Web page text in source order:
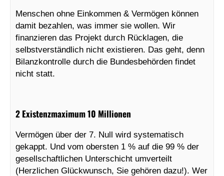
Menschen ohne Einkommen & Vermögen können
damit bezahlen, was immer sie wollen. Wir
finanzieren das Projekt durch Rücklagen, die
selbstverständlich nicht existieren. Das geht, denn
Bilanzkontrolle durch die Bundesbehörden findet
nicht statt.
2 Existenzmaximum 10 Millionen
Vermögen über der 7. Null wird systematisch
gekappt. Und vom obersten 1 % auf die 99 % der
gesellschaftlichen Unterschicht umverteilt
(Herzlichen Glückwunsch, Sie gehören dazu!). Wer